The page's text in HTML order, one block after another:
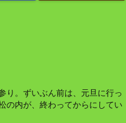
り。ずいぶん前は、元旦に行っ
の内が、終わってからにしてい